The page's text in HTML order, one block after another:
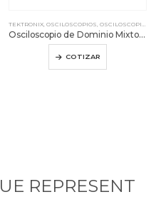
TEKTRONIX OSCILOSCOPIOS OSCILOSCOPIOS DE SEÑAL MIXTA Y DOMINIO MIXTO
Osciloscopio de Dominio Mixto MDO Serie 3
COTIZAR
U E REPRESENT